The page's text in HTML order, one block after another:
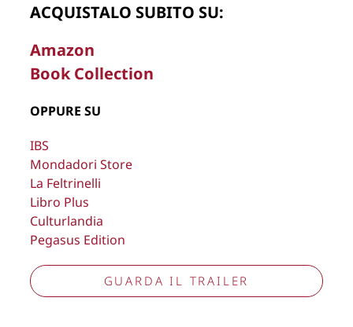
Cookie PolicyPrivacy Policy
ACQUISTALO SUBITO SU:
Amazon
Book Collection
OPPURE SU
IBS
Mondadori Store
La Feltrinelli
Libro Plus
Culturlandia
Pegasus Edition
GUARDA IL TRAILER